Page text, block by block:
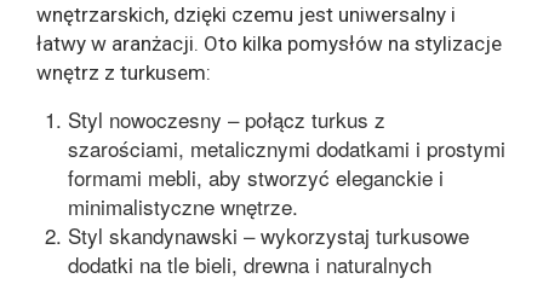
wnętrzarskich, dzięki czemu jest uniwersalny i
łatwy w aranżacji. Oto kilka pomysłów na stylizacje
wnętrz z turkusem:
Styl nowoczesny – połącz turkus z
szarościami, metalicznymi dodatkami i prostymi
formami mebli, aby stworzyć eleganckie i
minimalistyczne wnętrze.
Styl skandynawski – wykorzystaj turkusowe
dodatki na tle bieli, drewna i naturalnych